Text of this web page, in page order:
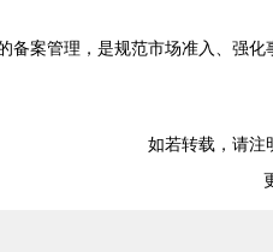
备案管理，是规范市场准入、强
如若转载，请注